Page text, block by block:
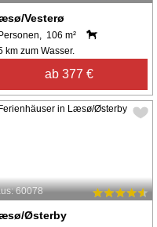
Vesterø
106 m²
km zum Wasser.
ab 377 €
60078
Østerby